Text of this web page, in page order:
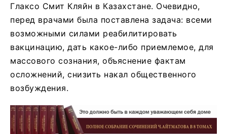
Глаксо Смит Кляйн в Казахстане. Очевидно,
перед врачами была поставлена задача: всеми
возможными силами реабилитировать
вакцинацию, дать какое-либо приемлемое, для
массового сознания, объяснение фактам
осложнений, снизить накал общественного
возбуждения.